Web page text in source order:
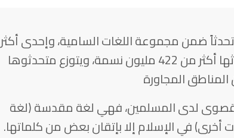
تحدثاً ضمن مجموعة اللغات السامية، وإحدى أكثر
اللغات انتشاراً في العالم، يتحدثها أكثر من 422 مليون نسمة، ويتوزع متحدثوها
المجاورة
قصوى لدى المسلمين، فهي لغة مقدسة (لغة
أخرى) في الإسلام إلا بإتقان بعض من كلماتها.